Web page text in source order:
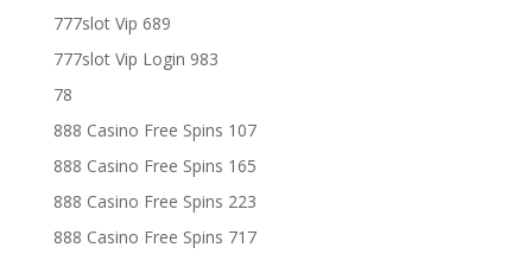
777slot Vip 689
777slot Vip Login 983
78
888 Casino Free Spins 107
888 Casino Free Spins 165
888 Casino Free Spins 223
888 Casino Free Spins 717